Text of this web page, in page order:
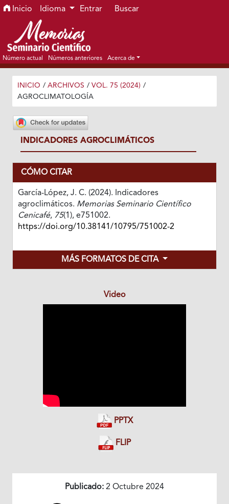
Ir al menú de navegación principal
Ir al contenido principal
Ir al pie de página del sitio
Inicio Idioma Entrar Buscar
Número actual Números anteriores Acerca de
INICIO / ARCHIVOS / VOL. 75 (2024) /
AGROCLIMATOLOGÍA
INDICADORES AGROCLIMÁTICOS
CÓMO CITAR
García-López, J. C. (2024). Indicadores
agroclimáticos. Memorias Seminario Científico
Cenicafé, 75(1), e751002.
https://doi.org/10.38141/10795/751002-2
MÁS FORMATOS DE CITA
Video
PPTX
FLIP
Publicado: 2 Octubre 2024